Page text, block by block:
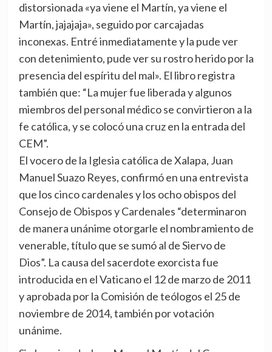
distorsionada «ya viene el Martín, ya viene el
Martín, jajajaja», seguido por carcajadas
inconexas. Entré inmediatamente y la pude ver
con detenimiento, pude ver su rostro herido por la
presencia del espíritu del mal». El libro registra
también que: “La mujer fue liberada y algunos
miembros del personal médico se convirtieron a la
fe católica, y se colocó una cruz en la entrada del
CEM”.
El vocero de la Iglesia católica de Xalapa, Juan
Manuel Suazo Reyes, confirmó en una entrevista
que los cinco cardenales y los ocho obispos del
Consejo de Obispos y Cardenales “determinaron
de manera unánime otorgarle el nombramiento de
venerable, título que se sumó al de Siervo de
Dios”. La causa del sacerdote exorcista fue
introducida en el Vaticano el 12 de marzo de 2011
y aprobada por la Comisión de teólogos el 25 de
noviembre de 2014, también por votación
unánime.